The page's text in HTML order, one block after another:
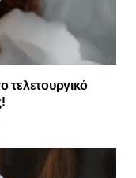
τελετουργικό